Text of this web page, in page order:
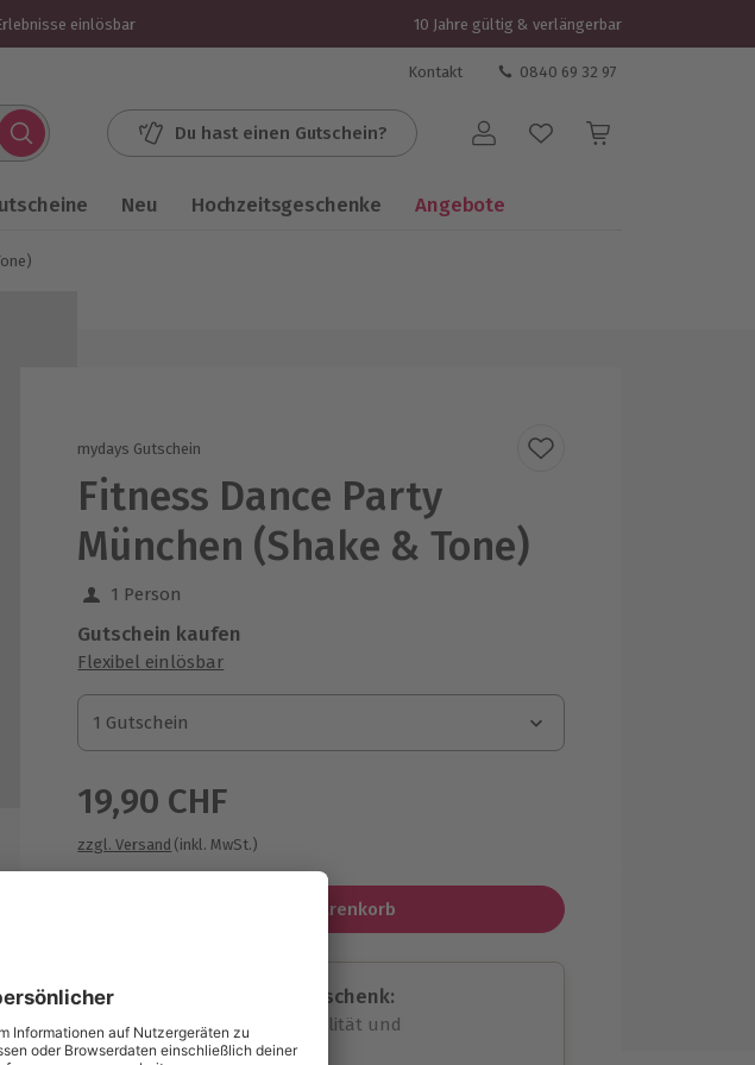
einlösbar 10 Jahre gültig & verlängerbar
Kontakt 0840 69 32 97
Du hast einen Gutschein? Benutzerkonto
Neu Hochzeitsgeschenke Angebote
mydays Gutschein
Fitness Dance Party
München (Shake & Tone)
1 Person
Gutschein kaufen
Flexibel einlösbar
1 Gutschein
1 Gutschein
1 Gutschein
19,90 CHF
zzgl. Versand (inkl. MwSt.)
In den Warenkorb
Immer das passende Geschenk:
Große Auswahl, volle Flexibilität und
maximale Sicherheit